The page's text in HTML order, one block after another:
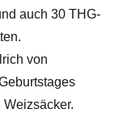
auch 30 THG-
von